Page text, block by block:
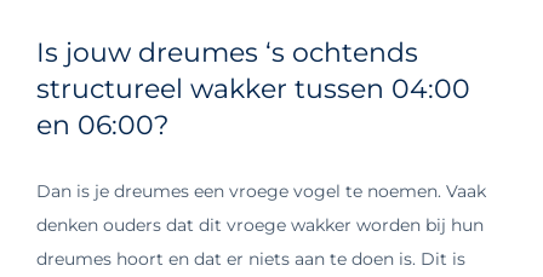
Is jouw dreumes ‘s ochtends
structureel wakker tussen 04:00
en 06:00?
Dan is je dreumes een vroege vogel te noemen. Vaak
denken ouders dat dit vroege wakker worden bij hun
dreumes hoort en dat er niets aan te doen is. Dit is